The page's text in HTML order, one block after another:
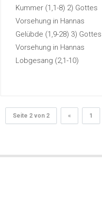
Kummer (1,1-8) 2) Gottes
Vorsehung in Hannas
Gelübde (1,9-28) 3) Gottes
Vorsehung in Hannas
Lobgesang (2,1-10)
Seite 2 von 2 « 1